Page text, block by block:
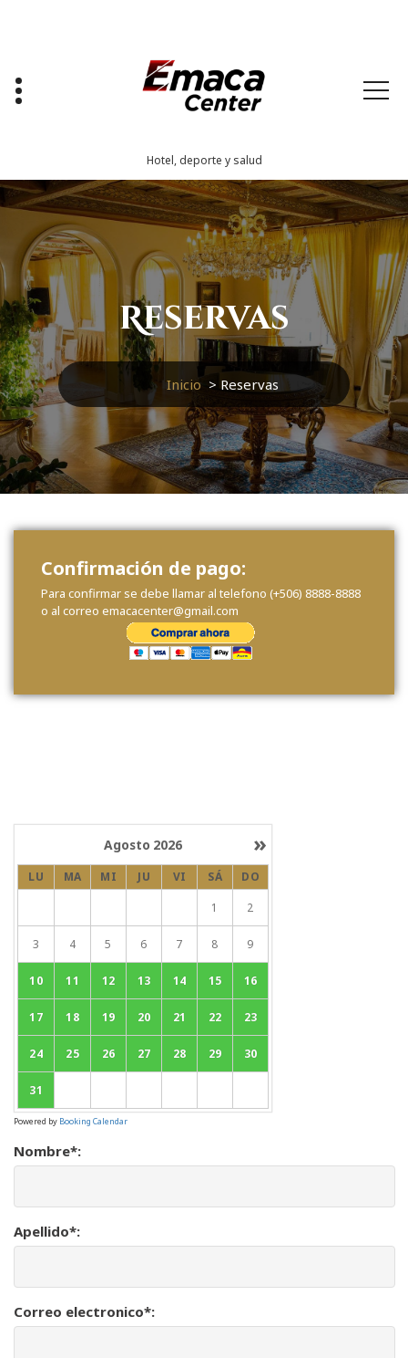
Hotel, deporte y salud
Reservas
Inicio > Reservas
Confirmación de pago:
Para confirmar se debe llamar al telefono (+506) 8888-8888
o al correo emacacenter@gmail.com
»
Agosto 2026
LU MA MI JU VI SÁ
DO
1
2
3 4 5 6 7 8 9
10 11 12 13 14 15 16
17 18 19 20 21 22 23
24 25 26 27 28 29 30
31
Powered by Booking Calendar
Nombre*:
Apellido*:
Correo electronico*: